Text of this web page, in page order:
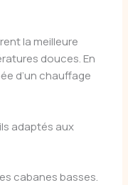
la meilleure
douces. En
d’un chauffage
adaptés aux
cabanes basses.